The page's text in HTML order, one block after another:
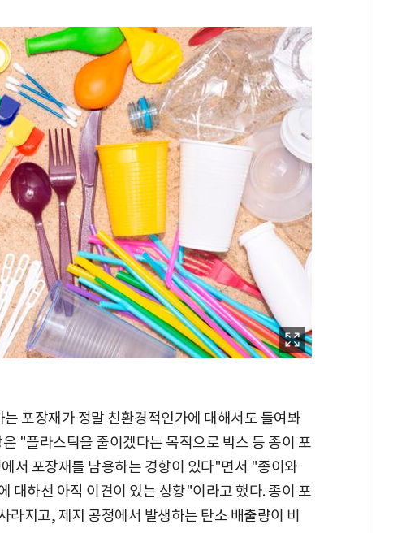
포장재가 정말 친환경적인가에 대해서도 들여봐
"플라스틱을 줄이겠다는 목적으로 박스 등 종이 포
서 포장재를 남용하는 경향이 있다"면서 "종이와
대하선 아직 이견이 있는 상황"이라고 했다. 종이 포
라지고, 제지 공정에서 발생하는 탄소 배출량이 비